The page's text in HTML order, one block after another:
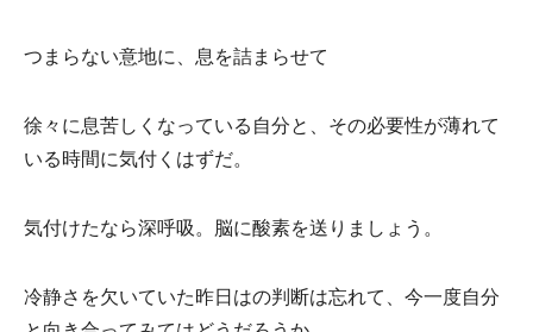
つまらない意地に、息を詰まらせて
徐々に息苦しくなっている自分と、その必要性が薄れて
いる時間に気付くはずだ。
気付けたなら深呼吸。脳に酸素を送りましょう。
冷静さを欠いていた昨日はの判断は忘れて、今一度自分